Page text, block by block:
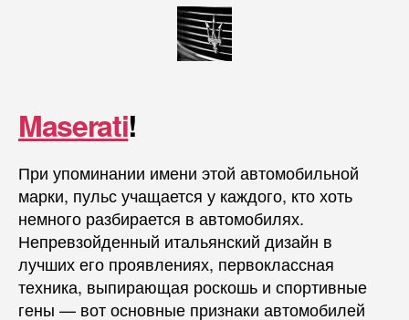
Maserati!
При упоминании имени этой автомобильной
марки, пульс учащается у каждого, кто хоть
немного разбирается в автомобилях.
Непревзойденный итальянский дизайн в
лучших его проявлениях, первоклассная
техника, выпирающая роскошь и спортивные
гены — вот основные признаки автомобилей